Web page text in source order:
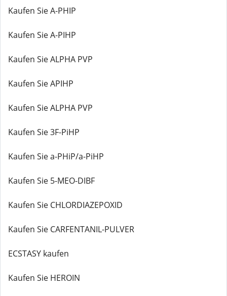
Kaufen Sie A-PHIP
Kaufen Sie A-PIHP
Kaufen Sie ALPHA PVP
Kaufen Sie APIHP
Kaufen Sie ALPHA PVP
Kaufen Sie 3F-PiHP
Kaufen Sie a-PHiP/a-PiHP
Kaufen Sie 5-MEO-DIBF
Kaufen Sie CHLORDIAZEPOXID
Kaufen Sie CARFENTANIL-PULVER
ECSTASY kaufen
Kaufen Sie HEROIN